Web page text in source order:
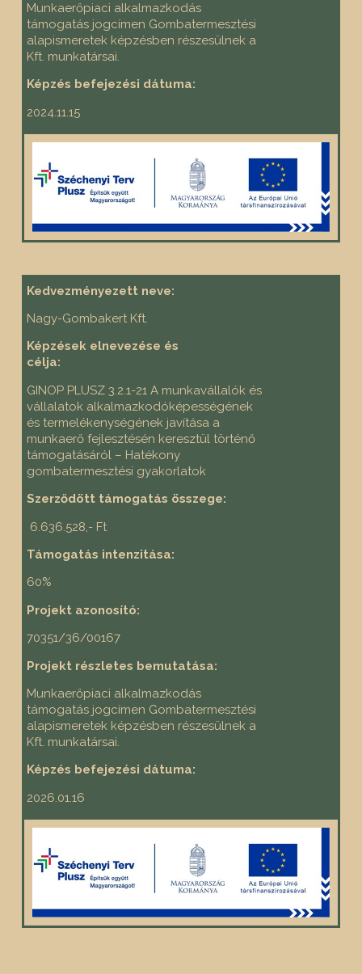
Munkaerőpiaci alkalmazkodás
támogatás jogcímen Gombatermesztési
alapismeretek képzésben részesülnek a
Kft. munkatársai.
Képzés befejezési dátuma:
2024.11.15
Kedvezményezett neve:
Nagy-Gombakert Kft.
Képzések elnevezése és
célja:
GINOP PLUSZ 3.2.1-21 A munkavállalók és
vállalatok alkalmazkodóképességének
és termelékenységének javítása a
munkaerő fejlesztésén keresztül történő
támogatásáról – Hatékony
gombatermesztési gyakorlatok
Szerződött támogatás összege:
6.636.528,- Ft
Támogatás intenzitása:
60%
Projekt azonosító:
70351/36/00167
Projekt részletes bemutatása:
Munkaerőpiaci alkalmazkodás
támogatás jogcímen Gombatermesztési
alapismeretek képzésben részesülnek a
Kft. munkatársai.
Képzés befejezési dátuma:
2026.01.16